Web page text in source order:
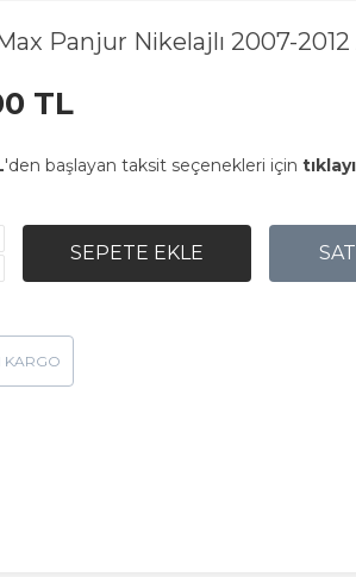
Panjur Nikelajlı 2007-2012
TL
'den başlayan taksit seçenekleri için